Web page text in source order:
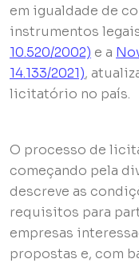
em igualdade de
instrumentos
10.520/2002) e a
14.133/2021),
licitatório no país.
O processo de
começando pela
descreve as
requisitos para
empresas
propostas e, com